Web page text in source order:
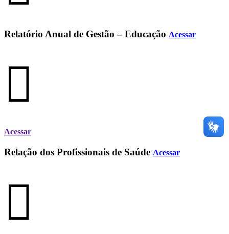
Relatório Anual de Gestão – Educação Acessar
Acessar
Relação dos Profissionais de Saúde Acessar